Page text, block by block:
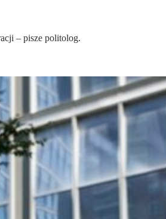
– pisze politolog.